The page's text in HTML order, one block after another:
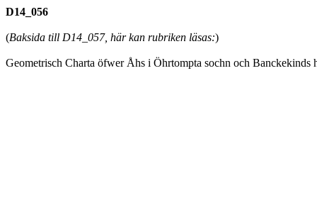
D14_056
(Baksida till D14_057, här kan rubriken läsas:)
Geometrisch Charta öfwer Åhs i Öhrtompta sochn och Banckekinds